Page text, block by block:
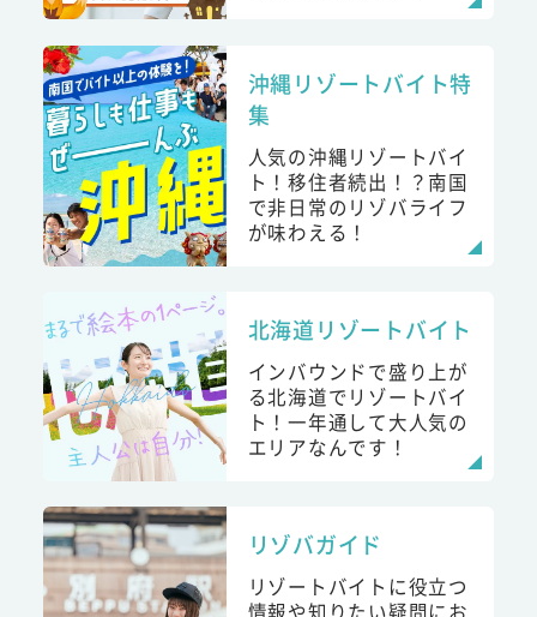
沖縄リゾートバイト特
集
人気の沖縄リゾートバイ
ト！移住者続出！？南国
で非日常のリゾバライフ
が味わえる！
北海道リゾートバイト
インバウンドで盛り上が
る北海道でリゾートバイ
ト！一年通して大人気の
エリアなんです！
リゾバガイド
リゾートバイトに役立つ
情報や知りたい疑問にお